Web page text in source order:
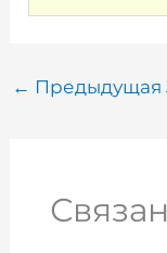
← Предыдущая